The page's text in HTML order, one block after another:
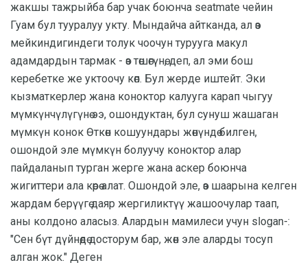
жакшы тажрыйба бар учак боюнча seatmate чейин
Гуам бул тууралуу укту. Мындайча айтканда, ал өз
мейкиндигиндеги толук чоочун турууга макул
адамдардын тармак - өз төшөгүнө, деп, ал эми бош
керебетке же уктоочу көп. Бул жерде иштейт. Эки
кызматкерлер жана коноктор калууга карап чыгуу
мүмкүнчүлүгүнө ээ, ошондуктан, бул сунуш жашаган
мүмкүн конок Өткөн кошуундары жөнүндө билген,
ошондой эле мүмкүн болуучу коноктор алар
пайдаланып турган жерге жана аскер боюнча
жигиттери ала көрө алат. Ошондой эле, өз шаарына келген
жардам берүүгө даяр жергиликтүү жашоочулар таап,
аны колдоно аласыз. Алардын мамилеси учун slogan-:
"Сен бүт дүйнөдө досторум бар, жөн эле аларды тосуп
алган жок." Деген